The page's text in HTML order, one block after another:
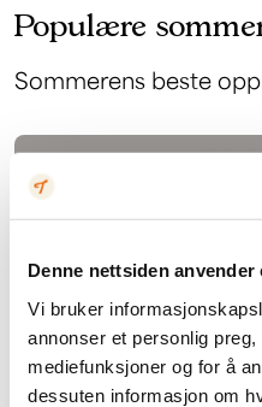
Denne nettsiden anvender
Vi bruker
annonser et personlig
mediefunksjoner og for å
dessuten informasjon om
Populære
Sommerens beste
Med buss
6 dagsturer fra
Fra fjell til fjord